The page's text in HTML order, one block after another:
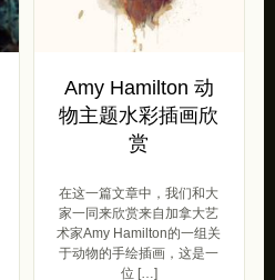
Amy Hamilton 动
物主题水彩插画欣
赏
在这一篇文章中，我们和大
家一同来欣赏来自加拿大艺
术家Amy Hamilton的一组关
于动物的手绘插画，这是一
位 […]